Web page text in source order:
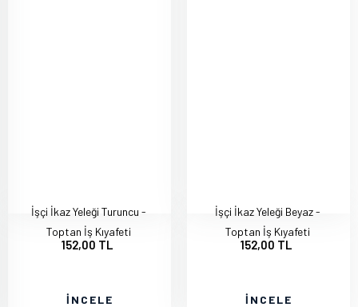
İşçi İkaz Yeleği Turuncu -
Toptan İş Kıyafeti
152,00 TL
İNCELE
İşçi İkaz Yeleği Beyaz -
Toptan İş Kıyafeti
152,00 TL
İNCELE